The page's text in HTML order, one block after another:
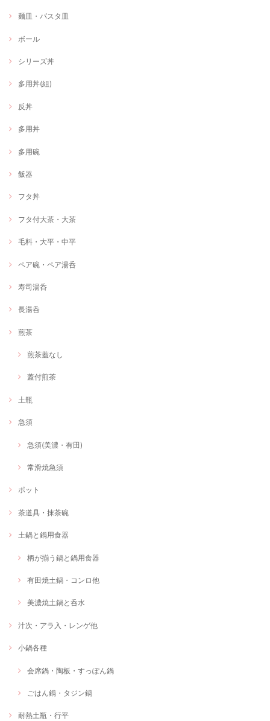
麺皿・パスタ皿
ボール
シリーズ丼
多用丼(組)
反丼
多用丼
多用碗
飯器
フタ丼
フタ付大茶・大茶
毛料・大平・中平
ペア碗・ペア湯呑
寿司湯呑
長湯呑
煎茶
煎茶蓋なし
蓋付煎茶
土瓶
急須
急須(美濃・有田)
常滑焼急須
ポット
茶道具・抹茶碗
土鍋と鍋用食器
柄が揃う鍋と鍋用食器
有田焼土鍋・コンロ他
美濃焼土鍋と呑水
汁次・アラ入・レンゲ他
小鍋各種
会席鍋・陶板・すっぽん鍋
ごはん鍋・タジン鍋
耐熱土瓶・行平